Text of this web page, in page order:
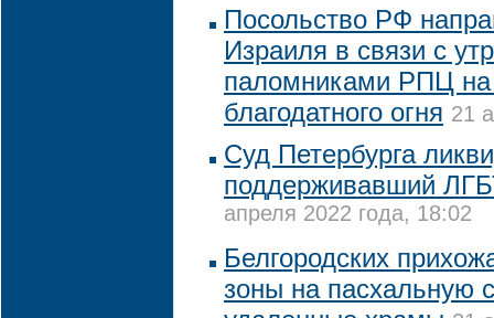
Посольство РФ
Израиля в связи с
паломниками РПЦ на
благодатного огня 21
Суд Петербурга
поддерживавший
апреля 2022 года, 18:02
Белгородских
зоны на пасхальную